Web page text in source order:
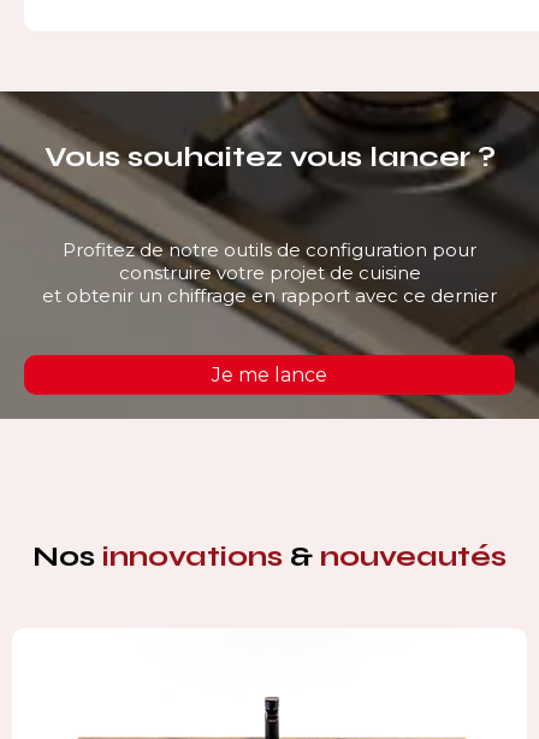
Vous souhaitez vous lancer ?
Profitez de notre outils de configuration pour
construire votre projet de cuisine
et obtenir un chiffrage en rapport avec ce dernier
Je me lance
Nos innovations & nouveautés